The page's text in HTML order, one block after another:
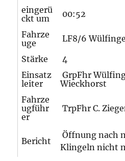
eingerü
ckt um
00:52
Fahrze
uge
LF8/6
Stärke
4
Einsatz
leiter
GrpFhr
Wieckhorst
Fahrze
ugführ
er
TrpFhr C.
Bericht
Öffnung nach
Klingeln nicht